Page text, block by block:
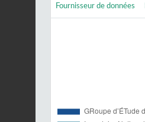
Fournisseur de données